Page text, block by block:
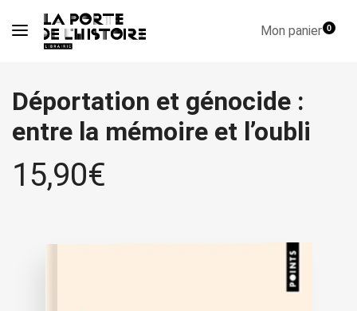
Mon panier0
Déportation et génocide :
entre la mémoire et l’oubli
15,90€